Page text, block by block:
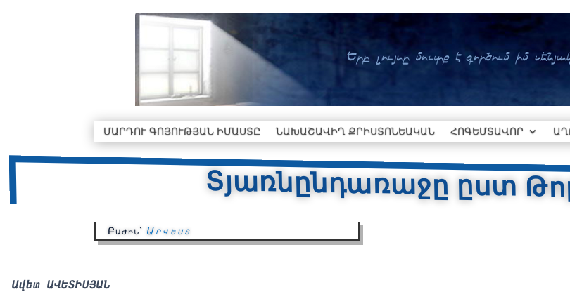
ՄԱՐԴՈՒ ԳՈՅՈՒԹՅԱՆ ԻՄԱՍՏԸ ՆԱԽԱՇԱՎԻՂ ՔՐԻՍՏՈՆԵԱԿԱՆ ՀՈԳԵՄՏԱՎՈՐ
Տյառնընդառաջը ըստ
Բաժին՝ Արվեստ
Ավետ ԱՎԵՏԻՍՅԱՆ